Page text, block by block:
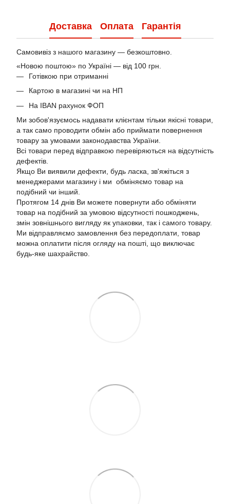
Доставка Оплата Гарантія
Самовивіз з нашого магазину — безкоштовно.
«Новою поштою» по Україні — від 100 грн.
Готівкою при отриманні
Картою в магазині чи на НП
На IBAN рахунок ФОП
Ми зобов'язуємось надавати клієнтам тільки якісні товари,
а так само проводити обмін або приймати повернення
товару за умовами законодавства України.
Всі товари перед відправкою перевіряються на відсутність
дефектів.
Якщо Ви виявили дефекти, будь ласка, зв'яжіться з
менеджерами магазину і ми обміняємо товар на
подібний чи інший.
Протягом 14 днів Ви можете повернути або обміняти
товар на подібний за умовою відсутності пошкоджень,
змін зовнішнього вигляду як упаковки, так і самого товару.
Ми відправляємо замовлення без передоплати, товар
можна оплатити після огляду на пошті, що виключає
будь-яке шахрайство.